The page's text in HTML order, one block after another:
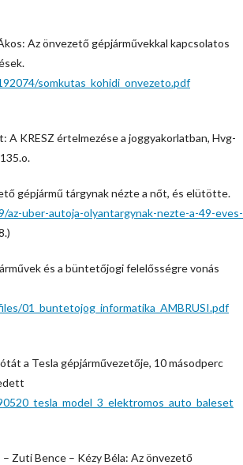
Az önvezető gépjárművekkal kapcsolatos
somkutas_kohidi_onvezeto.pdf
A KRESZ értelmezése a joggyakorlatban, Hvg-
gépjármű tárgynak nézte a nőt, és elütötte.
uber-autoja-olyantargynak-nezte-a-49-eves-
és a büntetőjogi felelősségre vonás
01_buntetojog_informatika_AMBRUSI.pdf
a Tesla gépjárművezetője, 10 másodperc
Zuti Bence – Kézy Béla: Az önvezető